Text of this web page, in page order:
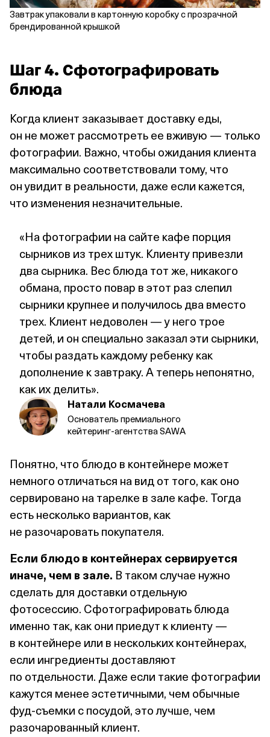
Завтрак упаковали в картонную коробку с прозрачной
брендированной крышкой
Шаг 4. Сфотографировать
блюда
Когда клиент заказывает доставку еды,
он не может рассмотреть ее вживую — только
фотографии. Важно, чтобы ожидания клиента
максимально соответствовали тому, что
он увидит в реальности, даже если кажется,
что изменения незначительные.
«На фотографии на сайте кафе порция
сырников из трех штук. Клиенту привезли
два сырника. Вес блюда тот же, никакого
обмана, просто повар в этот раз слепил
сырники крупнее и получилось два вместо
трех. Клиент недоволен — у него трое
детей, и он специально заказал эти сырники,
чтобы раздать каждому ребенку как
дополнение к завтраку. А теперь непонятно,
как их делить».
Натали Космачева
Основатель премиального
кейтеринг‑агентства SAWA
Понятно, что блюдо в контейнере может
немного отличаться на вид от того, как оно
сервировано на тарелке в зале кафе. Тогда
есть несколько вариантов, как
не разочаровать покупателя.
Если блюдо в контейнерах сервируется
иначе, чем в зале. В таком случае нужно
сделать для доставки отдельную
фотосессию. Сфотографировать блюда
именно так, как они приедут к клиенту —
в контейнере или в нескольких контейнерах,
если ингредиенты доставляют
по отдельности. Даже если такие фотографии
кажутся менее эстетичными, чем обычные
фуд‑съемки с посудой, это лучше, чем
разочарованный клиент.